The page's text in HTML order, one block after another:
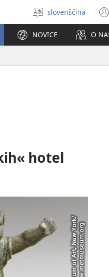
Izberite
jezik
slovenščina
NOVICE O
hotel